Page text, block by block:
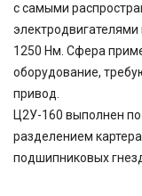
с самыми
1250 Нм. Сфера
оборудование,
привод.
Ц2У-160 выполнен
разделением
подшипниковых